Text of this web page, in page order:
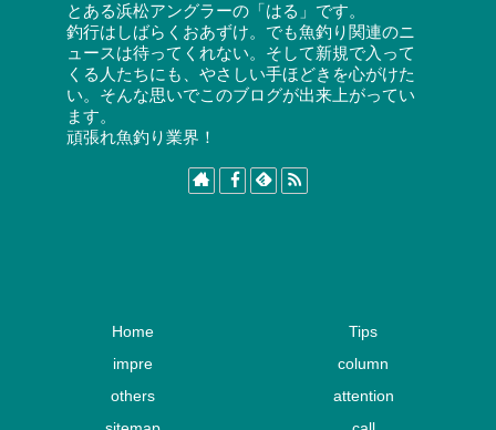
とある浜松アングラーの「はる」です。
釣行はしばらくおあずけ。でも魚釣り関連のニ
ュースは待ってくれない。そして新規で入って
くる人たちにも、やさしい手ほどきを心がけた
い。そんな思いでこのブログが出来上がってい
ます。
頑張れ魚釣り業界！
Home
Tips
impre
column
others
attention